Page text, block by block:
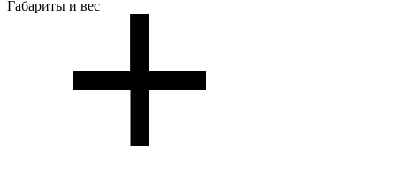
Габариты и вес